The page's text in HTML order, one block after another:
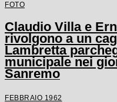
FOTO
Claudio Villa e
rivolgono a un
Lambretta
municipale nei
Sanremo
FEBBRAIO 1962